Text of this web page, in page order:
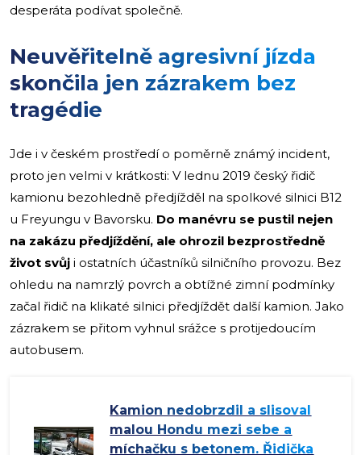
desperáta podívat společně.
Neuvěřitelně agresivní jízda
skončila jen zázrakem bez
tragédie
Jde i v českém prostředí o poměrně známý incident,
proto jen velmi v krátkosti: V lednu 2019 český řidič
kamionu bezohledně předjížděl na spolkové silnici B12
u Freyungu v Bavorsku. Do manévru se pustil nejen
na zakázu předjíždění, ale ohrozil bezprostředně
život svůj i ostatních účastníků silničního provozu. Bez
ohledu na namrzlý povrch a obtížné zimní podmínky
začal řidič na klikaté silnici předjíždět další kamion. Jako
zázrakem se přitom vyhnul srážce s protijedoucím
autobusem.
Kamion nedobrzdil a slisoval
malou Hondu mezi sebe a
míchačku s betonem. Řidička